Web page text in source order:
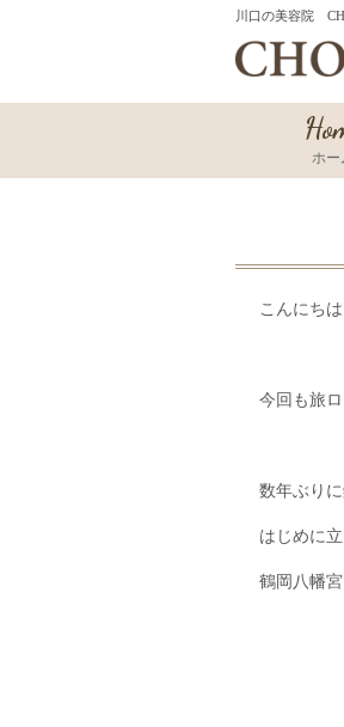
川口の美容院
ホー
こんにち
今回も旅
数年ぶり
はじめに
鶴岡八幡宮